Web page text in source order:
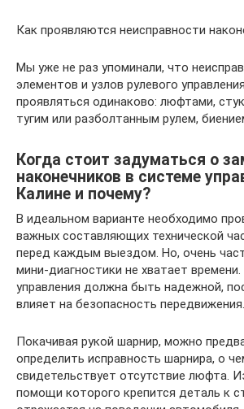
Как проявляются неисправности
Мы уже не раз упоминали, что
элементов и узлов рулевого
проявляться одинаково: люфтами,
тугим или разболтанным рулем,
Когда стоит задуматься о
наконечников в системе
Калине и почему?
В идеальном варианте необходимо
важных составляющих технической
перед каждым выездом. Но, очень
мини-диагностики не хватает
управления должна быть надежной,
влияет на безопасность передвижения.
Покачивая рукой шарнир, можно
определить исправность шарнира, о
свидетельствует отсутствие люфта.
помощи которого крепится деталь к